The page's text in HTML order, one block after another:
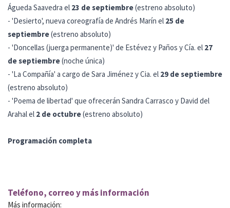
Águeda Saavedra el 23 de septiembre(estreno absoluto)
- 'Desierto', nueva coreografía de Andrés Marín el 25 de
septiembre(estreno absoluto)
- 'Doncellas (juerga permanente)' de Estévez y Paños y Cía. el 27
de septiembre(noche única)
- 'La Compañía' a cargo de Sara Jiménez y Cia. el 29 de septiembre
(estreno absoluto)
- 'Poema de libertad' que ofrecerán Sandra Carrasco y David del
Arahal el 2 de octubre(estreno absoluto)
Programación completa
Teléfono, correo y más información
Más información: